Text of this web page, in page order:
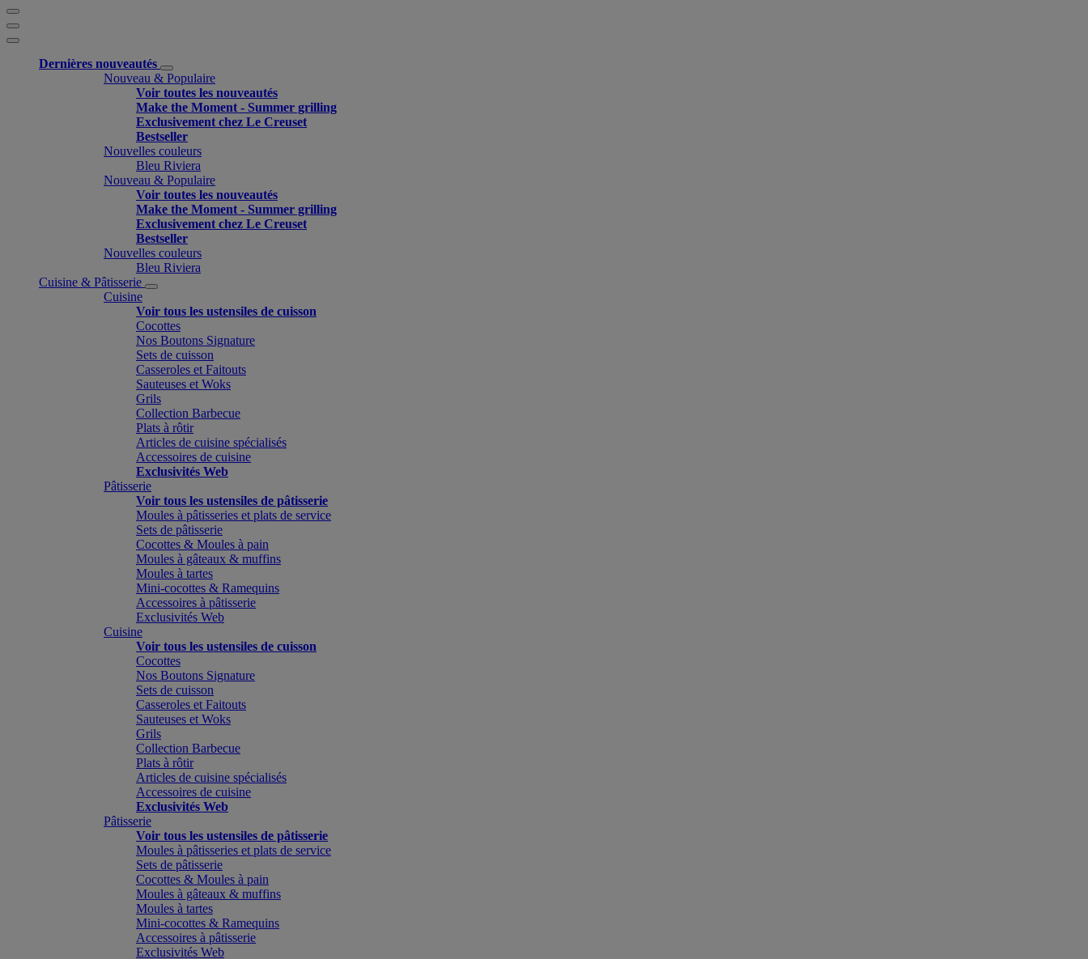
Dernières nouveautés
Nouveau & Populaire
Voir toutes les nouveautés
Make the Moment - Summer grilling
Exclusivement chez Le Creuset
Bestseller
Nouvelles couleurs
Bleu Riviera
Nouveau & Populaire
Voir toutes les nouveautés
Make the Moment - Summer grilling
Exclusivement chez Le Creuset
Bestseller
Nouvelles couleurs
Bleu Riviera
Cuisine & Pâtisserie
Cuisine
Voir tous les ustensiles de cuisson
Cocottes
Nos Boutons Signature
Sets de cuisson
Casseroles et Faitouts
Sauteuses et Woks
Grils
Collection Barbecue
Plats à rôtir
Articles de cuisine spécialisés
Accessoires de cuisine
Exclusivités Web
Pâtisserie
Voir tous les ustensiles de pâtisserie
Moules à pâtisseries et plats de service
Sets de pâtisserie
Cocottes & Moules à pain
Moules à gâteaux & muffins
Moules à tartes
Mini-cocottes & Ramequins
Accessoires à pâtisserie
Exclusivités Web
Cuisine
Voir tous les ustensiles de cuisson
Cocottes
Nos Boutons Signature
Sets de cuisson
Casseroles et Faitouts
Sauteuses et Woks
Grils
Collection Barbecue
Plats à rôtir
Articles de cuisine spécialisés
Accessoires de cuisine
Exclusivités Web
Pâtisserie
Voir tous les ustensiles de pâtisserie
Moules à pâtisseries et plats de service
Sets de pâtisserie
Cocottes & Moules à pain
Moules à gâteaux & muffins
Moules à tartes
Mini-cocottes & Ramequins
Accessoires à pâtisserie
Exclusivités Web